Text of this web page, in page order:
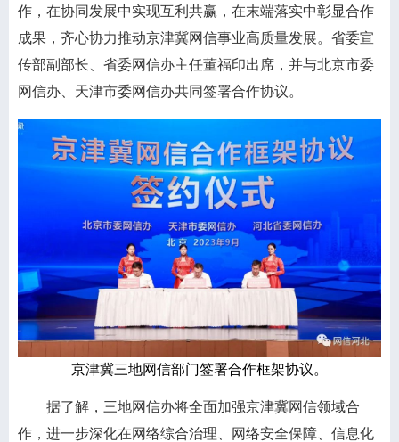
作，在协同发展中实现互利共赢，在末端落实中彰显合作
成果，齐心协力推动京津冀网信事业高质量发展。省委宣
传部副部长、省委网信办主任董福印出席，并与北京市委
网信办、天津市委网信办共同签署合作协议。
京津冀三地网信部门签署合作框架协议。
据了解，三地网信办将全面加强京津冀网信领域合
作，进一步深化在网络综合治理、网络安全保障、信息化